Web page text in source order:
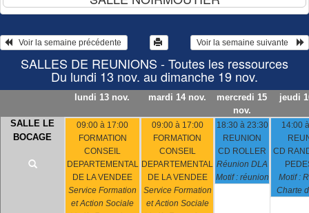
Voir la semaine suivante
SALLES DE REUNIONS - Toutes les ressources
Du lundi 13 nov. au dimanche 19 nov.
lundi 13 nov. mardi 14 nov.
mercredi 15
nov.
jeudi
SALLE LE
BOCAGE
09:00 à 17:00
FORMATION
CONSEIL
DEPARTEMENTAL
DE LA VENDEE
Service Formation
et Action Sociale
09:00 à 17:00
FORMATION
CONSEIL
DEPARTEMENTAL
DE LA VENDEE
Service Formation
et Action Sociale
18:30 à 23:30
REUNION
CD ROLLER
Réunion DLA
Motif : réunion
14:00
CD
Motif :
Charte